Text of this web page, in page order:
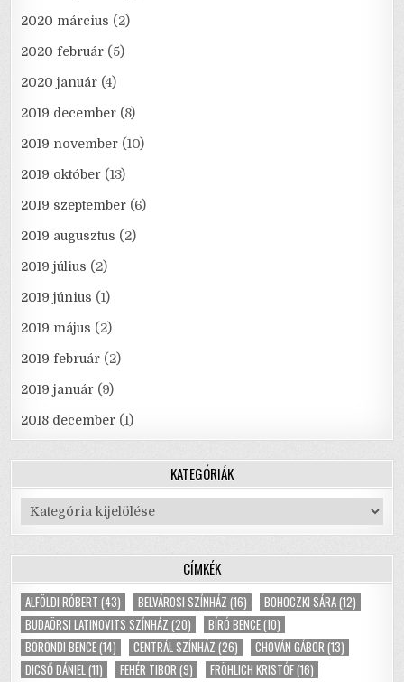
2020 március (2)
2020 február (5)
2020 január (4)
2019 december (8)
2019 november (10)
2019 október (13)
2019 szeptember (6)
2019 augusztus (2)
2019 július (2)
2019 június (1)
2019 május (2)
2019 február (2)
2019 január (9)
2018 december (1)
KATEGÓRIÁK
Kategóriák
CÍMKÉK
ALFÖLDI RÓBERT (43) BELVÁROSI SZÍNHÁZ (16) BOHOCZKI SÁRA(12)
BUDAÖRSI LATINOVITS SZÍNHÁZ (20) BÍRÓ BENCE(10)
BÖRÖNDI BENCE(14) CENTRÁL SZÍNHÁZ (26) CHOVÁN GÁBOR (13)
DICSŐ DÁNIEL(11) FEHÉR TIBOR (9) FRÖHLICH KRISTÓF(16)